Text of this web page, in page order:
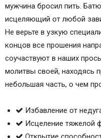
мужчина бросил пить.
исцеляющий от любой
Не верьте в узкую
концов все прошения
соучаствуют в наших
молитвы своей, находясь
небольшая часть, о чем
Избавление от
Исцеление тяжелой